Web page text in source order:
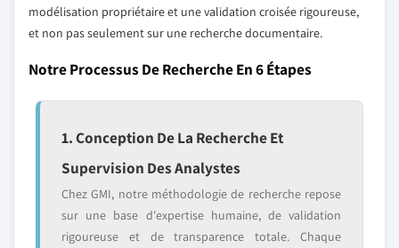
modélisation propriétaire et une validation croisée rigoureuse,
et non pas seulement sur une recherche documentaire.
Notre Processus De Recherche En 6 Étapes
1. Conception De La Recherche Et
Supervision Des Analystes
Chez GMI, notre méthodologie de recherche repose
sur une base d'expertise humaine, de validation
rigoureuse et de transparence totale. Chaque